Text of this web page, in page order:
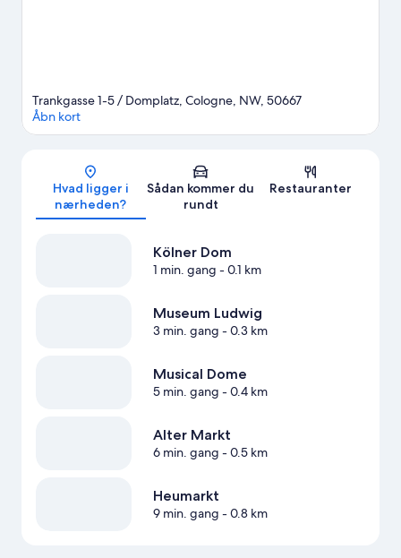
Kort
Trankgasse 1-5 / Domplatz, Cologne, NW, 50667
Åbn kort
Hvad ligger i
nærheden?
Sådan kommer du
rundt
Restauranter
Kölner Dom
1 min. gang - 0.1 km
Museum Ludwig
3 min. gang - 0.3 km
Musical Dome
5 min. gang - 0.4 km
Alter Markt
6 min. gang - 0.5 km
Heumarkt
9 min. gang - 0.8 km